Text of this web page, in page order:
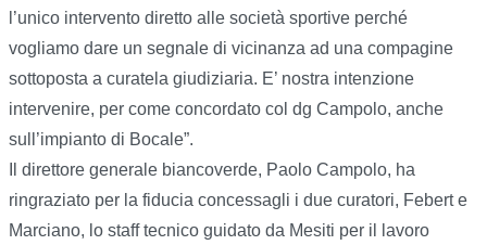
l’unico intervento diretto alle società sportive perché
vogliamo dare un segnale di vicinanza ad una compagine
sottoposta a curatela giudiziaria. E’ nostra intenzione
intervenire, per come concordato col dg Campolo, anche
sull’impianto di Bocale”.
Il direttore generale biancoverde, Paolo Campolo, ha
ringraziato per la fiducia concessagli i due curatori, Febert e
Marciano, lo staff tecnico guidato da Mesiti per il lavoro